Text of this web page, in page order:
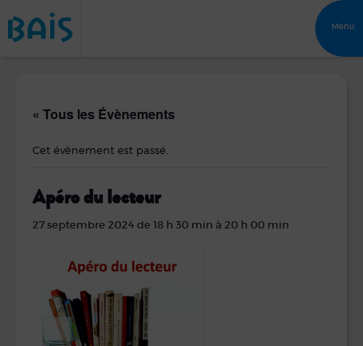
Menu
« Tous les Évènements
Cet évènement est passé.
Apéro du lecteur
27 septembre 2024 de 18 h 30 min à 20 h 00 min